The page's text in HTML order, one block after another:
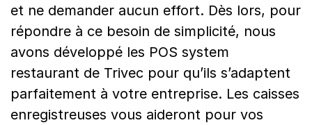
r
a
n
t
et ne demander aucun effort. Dès lors, pour
répondre à ce besoin de simplicité, nous
avons développé les POS system
restaurant de Trivec pour qu’ils s’adaptent
parfaitement à votre entreprise. Les caisses
enregistreuses vous aideront pour vos